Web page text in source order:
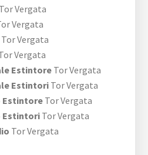
Tor Vergata
Vergata
Tor Vergata
Vergata
EstintoreTor Vergata
EstintoriTor Vergata
Estintore Tor Vergata
Estintori Tor Vergata
Tor Vergata